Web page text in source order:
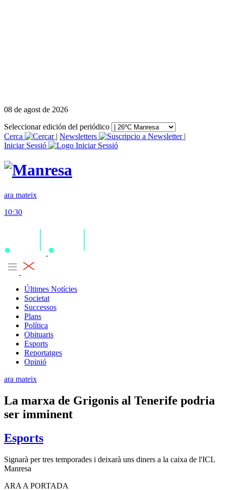
08 de agost de 2026
Seleccionar edición del periódico
Cerca
| Newsletters
|
Iniciar Sessió
ara mateix
10:30
Últimes Notícies
Societat
Successos
Plans
Política
Obituaris
Esports
Reportatges
Opinió
ara mateix
La marxa de Grigonis al Tenerife podria
ser imminent
Esports
Signarà per tres temporades i deixarà uns diners a la caixa de l'ICL
Manresa
ARA A PORTADA